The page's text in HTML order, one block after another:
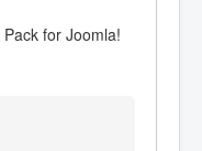
for Joomla!